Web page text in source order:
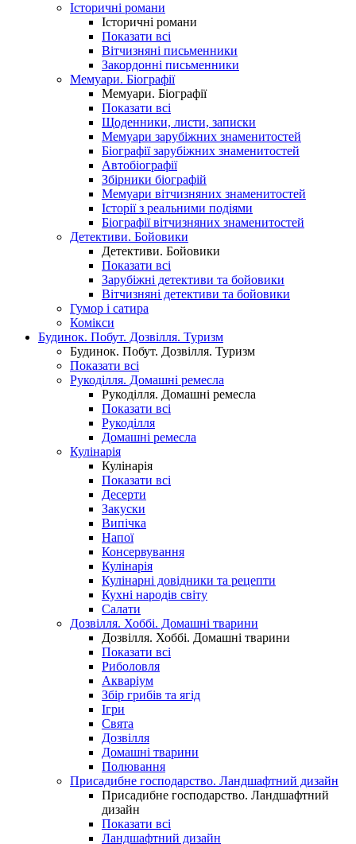
Історичні романи
Історичні романи
Показати всі
Вітчизняні письменники
Закордонні письменники
Мемуари. Біографії
Мемуари. Біографії
Показати всі
Щоденники, листи, записки
Мемуари зарубіжних знаменитостей
Біографії зарубіжних знаменитостей
Автобіографії
Збірники біографій
Мемуари вітчизняних знаменитостей
Історії з реальними подіями
Біографії вітчизняних знаменитостей
Детективи. Бойовики
Детективи. Бойовики
Показати всі
Зарубіжні детективи та бойовики
Вітчизняні детективи та бойовики
Гумор і сатира
Комікси
Будинок. Побут. Дозвілля. Туризм
Будинок. Побут. Дозвілля. Туризм
Показати всі
Рукоділля. Домашні ремесла
Рукоділля. Домашні ремесла
Показати всі
Рукоділля
Домашні ремесла
Кулінарія
Кулінарія
Показати всі
Десерти
Закуски
Випічка
Напої
Консервування
Кулінарія
Кулінарні довідники та рецепти
Кухні народів світу
Салати
Дозвілля. Хоббі. Домашні тварини
Дозвілля. Хоббі. Домашні тварини
Показати всі
Риболовля
Акваріум
Збір грибів та ягід
Ігри
Свята
Дозвілля
Домашні тварини
Полювання
Присадибне господарство. Ландшафтний дизайн
Присадибне господарство. Ландшафтний
дизайн
Показати всі
Ландшафтний дизайн